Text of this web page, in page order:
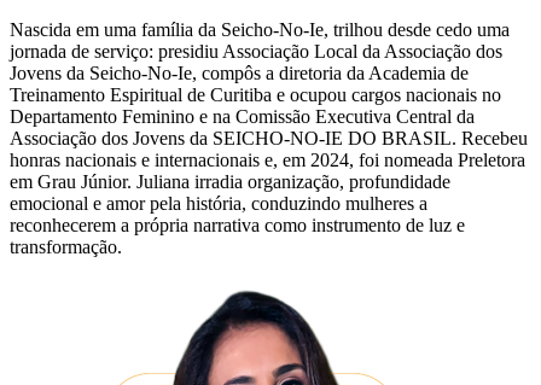
Nascida em uma família da Seicho-No-Ie, trilhou desde cedo uma
jornada de serviço: presidiu Associação Local da Associação dos
Jovens da Seicho-No-Ie, compôs a diretoria da Academia de
Treinamento Espiritual de Curitiba e ocupou cargos nacionais no
Departamento Feminino e na Comissão Executiva Central da
Associação dos Jovens da SEICHO-NO-IE DO BRASIL. Recebeu
honras nacionais e internacionais e, em 2024, foi nomeada Preletora
em Grau Júnior. Juliana irradia organização, profundidade
emocional e amor pela história, conduzindo mulheres a
reconhecerem a própria narrativa como instrumento de luz e
transformação.